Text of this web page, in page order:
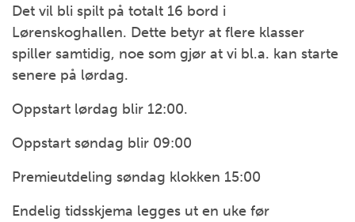
Det vil bli spilt på totalt 16 bord i
Lørenskoghallen. Dette betyr at flere klasser
spiller samtidig, noe som gjør at vi bl.a. kan starte
senere på lørdag.
Oppstart lørdag blir 12:00.
Oppstart søndag blir 09:00
Premieutdeling søndag klokken 15:00
Endelig tidsskjema legges ut en uke før